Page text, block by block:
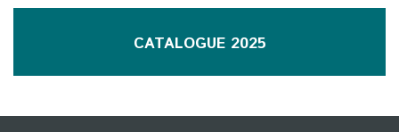
CATALOGUE 2025